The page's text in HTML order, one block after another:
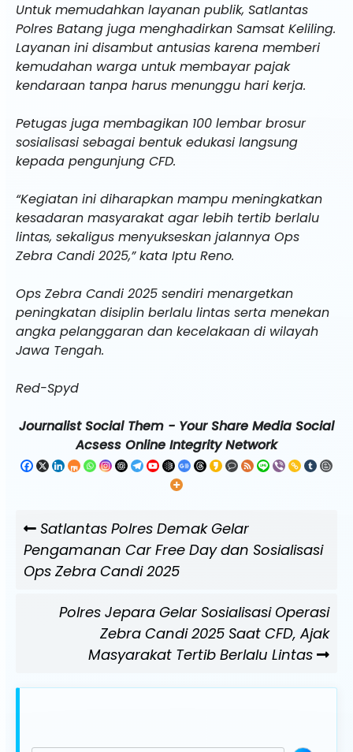
Untuk memudahkan layanan publik, Satlantas
Polres Batang juga menghadirkan Samsat Keliling.
Layanan ini disambut antusias karena memberi
kemudahan warga untuk membayar pajak
kendaraan tanpa harus menunggu hari kerja.
Petugas juga membagikan 100 lembar brosur
sosialisasi sebagai bentuk edukasi langsung
kepada pengunjung CFD.
“Kegiatan ini diharapkan mampu meningkatkan
kesadaran masyarakat agar lebih tertib berlalu
lintas, sekaligus menyukseskan jalannya Ops
Zebra Candi 2025,” kata Iptu Reno.
Ops Zebra Candi 2025 sendiri menargetkan
peningkatan disiplin berlalu lintas serta menekan
angka pelanggaran dan kecelakaan di wilayah
Jawa Tengah.
Red-Spyd
Journalist Social Them - Your Share Media Social
Acsess Online Integrity Network
posPrevious
Post
Satlantas Polres Demak Gelar
Pengamanan Car Free Day dan Sosialisasi
Ops Zebra Candi 2025
Polres Jepara Gelar Sosialisasi Operasi
Zebra Candi 2025 Saat CFD, Ajak
Masyarakat Tertib Berlalu Lintas